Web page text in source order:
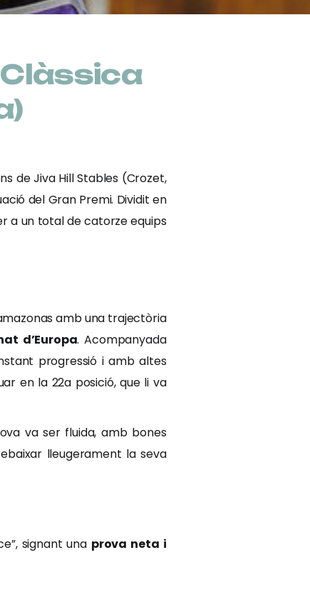
de Jiva Hill Stables (Crozet,
del Gran Premi. Dividit en
a un total de catorze equips
amb una trajectòria
d’Europa. Acompanyada
progressió i amb altes
en la 22a posició, que li va
va ser fluida, amb bones
lleugerament la seva
signant una prova neta i